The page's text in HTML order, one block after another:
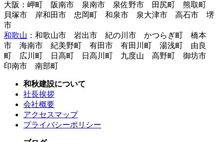
大阪：岬町 阪南市 泉南市 泉佐野市 田尻町 熊取町
貝塚市 岸和田市 忠岡町 和泉市 泉大津市 高石市 堺
市
和歌山 ：和歌山市 岩出市 紀の川市 かつらぎ町 橋本
市 海南市 紀美野町 有田市 有田川町 湯浅町 由良
町 広川町 日高町 日高川町 九度山 高野町 御坊市
印南市 南部町
和秋建設について
社長挨拶
会社概要
アクセスマップ
プライバシーポリシー